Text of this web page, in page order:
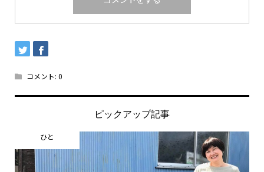
コメント: 0
ピックアップ記事
ひと